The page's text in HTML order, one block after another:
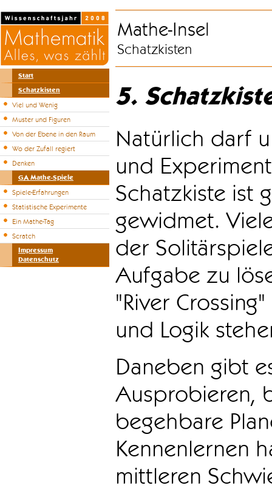
Start
Schatzkisten
Viel und Wenig
Muster und Figuren
Von der Ebene in den Raum
Wo der Zufall regiert
Denken
GA Mathe-Spiele
Spiele-Erfahrungen
Statistische Experimente
Ein Mathe-Tag
Scratch
Impressum
Datenschutz
Mathe-Insel
Schatzkisten
5.
Natürlich darf
und
Schatzkiste ist
gewidmet.
der
Aufgabe zu
"River
und Logik
Daneben gibt
Ausprobieren,
begehbare
Kennenlernen
mittleren